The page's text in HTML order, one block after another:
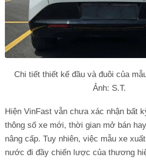
Chi tiết thiết kế đầu và đuôi của
Ảnh: S.T.
Hiện VinFast vẫn chưa xác nhận bất
thông số xe mới, thời gian mở bán
nâng cấp. Tuy nhiên, việc mẫu xe
nước đi đầy chiến lược của thương